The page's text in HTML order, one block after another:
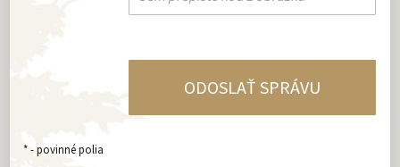
*- povinné polia